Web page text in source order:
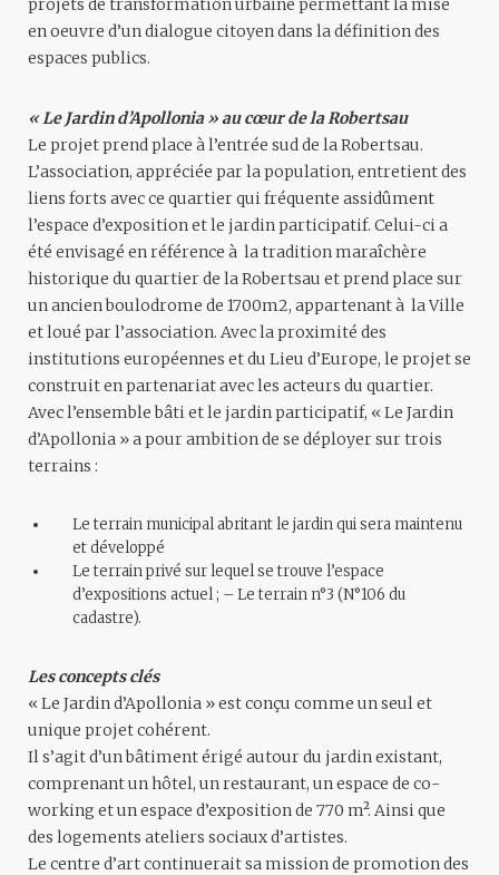
projets de transformation urbaine permettant la mise
en oeuvre d’un dialogue citoyen dans la définition des
espaces publics.
« Le Jardin d’Apollonia » au cœur de la Robertsau
Le projet prend place à l’entrée sud de la Robertsau.
L’association, appréciée par la population, entretient des
liens forts avec ce quartier qui fréquente assidûment
l’espace d’exposition et le jardin participatif. Celui-ci a
été envisagé en référence à la tradition maraîchère
historique du quartier de la Robertsau et prend place sur
un ancien boulodrome de 1700m2, appartenant à la Ville
et loué par l’association. Avec la proximité des
institutions européennes et du Lieu d’Europe, le projet se
construit en partenariat avec les acteurs du quartier.
Avec l’ensemble bâti et le jardin participatif, « Le Jardin
d’Apollonia » a pour ambition de se déployer sur trois
terrains :
Le terrain municipal abritant le jardin qui sera maintenu
et développé
Le terrain privé sur lequel se trouve l’espace
d’expositions actuel ; – Le terrain n°3 (N°106 du
cadastre).
Les concepts clés
« Le Jardin d’Apollonia » est conçu comme un seul et
unique projet cohérent.
Il s’agit d’un bâtiment érigé autour du jardin existant,
comprenant un hôtel, un restaurant, un espace de co-
working et un espace d’exposition de 770 m². Ainsi que
des logements ateliers sociaux d’artistes.
Le centre d’art continuerait sa mission de promotion des